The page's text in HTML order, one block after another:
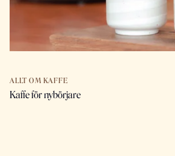
ALLT OM KAFFE
Kaffe för nybörjare